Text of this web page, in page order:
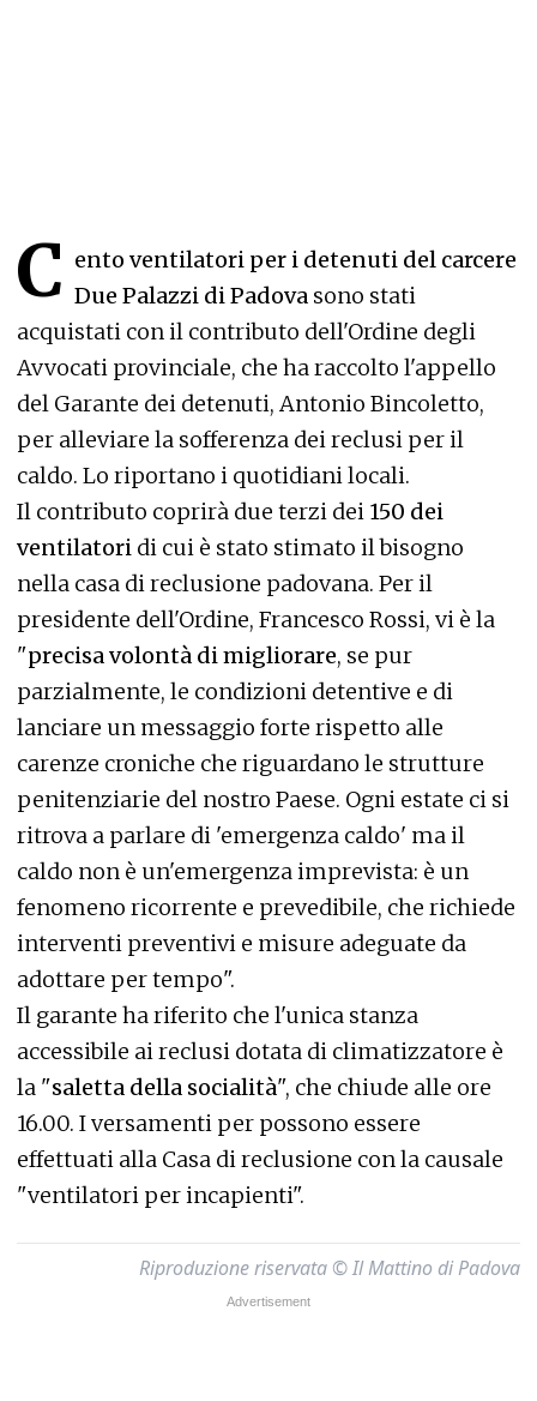
C ento ventilatori per i detenuti del carcere
Due Palazzi di Padova sono stati
acquistati con il contributo dell'Ordine degli
Avvocati provinciale, che ha raccolto l'appello
del Garante dei detenuti, Antonio Bincoletto,
per alleviare la sofferenza dei reclusi per il
caldo. Lo riportano i quotidiani locali.
Il contributo coprirà due terzi dei 150 dei
ventilatori di cui è stato stimato il bisogno
nella casa di reclusione padovana. Per il
presidente dell'Ordine, Francesco Rossi, vi è la
"precisa volontà di migliorare, se pur
parzialmente, le condizioni detentive e di
lanciare un messaggio forte rispetto alle
carenze croniche che riguardano le strutture
penitenziarie del nostro Paese. Ogni estate ci si
ritrova a parlare di 'emergenza caldo' ma il
caldo non è un'emergenza imprevista: è un
fenomeno ricorrente e prevedibile, che richiede
interventi preventivi e misure adeguate da
adottare per tempo".
Il garante ha riferito che l'unica stanza
accessibile ai reclusi dotata di climatizzatore è
la "saletta della socialità", che chiude alle ore
16.00. I versamenti per possono essere
effettuati alla Casa di reclusione con la causale
"ventilatori per incapienti".
Riproduzione riservata © Il Mattino di Padova